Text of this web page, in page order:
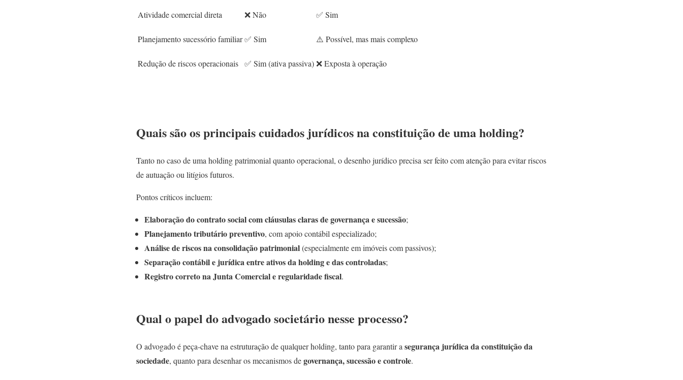
Atividade comercial direta ❌ Não ✅ Sim
Planejamento sucessório familiar✅ Sim ⚠️ Possível, mas mais complexo
Redução de riscos operacionais ✅ Sim (ativa passiva)❌ Exposta à operação
Quais são os principais cuidados jurídicos na constituição de uma holding?
Tanto no caso de uma holding patrimonial quanto operacional, o desenho jurídico precisa ser feito com atenção para evitar riscos
de autuação ou litígios futuros.
Pontos críticos incluem:
Elaboração do contrato social com cláusulas claras de governança e sucessão;
Planejamento tributário preventivo, com apoio contábil especializado;
Análise de riscos na consolidação patrimonial(especialmente em imóveis com passivos);
Separação contábil e jurídica entre ativos da holding e das controladas;
Registro correto na Junta Comercial e regularidade fiscal.
Qual o papel do advogado societário nesse processo?
O advogado é peça-chave na estruturação de qualquer holding, tanto para garantir a segurança jurídica da constituição da
sociedade, quanto para desenhar os mecanismos degovernança, sucessão e controle.